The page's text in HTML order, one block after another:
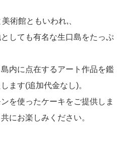
術館ともいわれ,、
しても有名な生口島をたっぷ
内に点在するアート作品を鑑
ます(追加代金なし)。
を使ったケーキをご提供しま
にお楽しみください。